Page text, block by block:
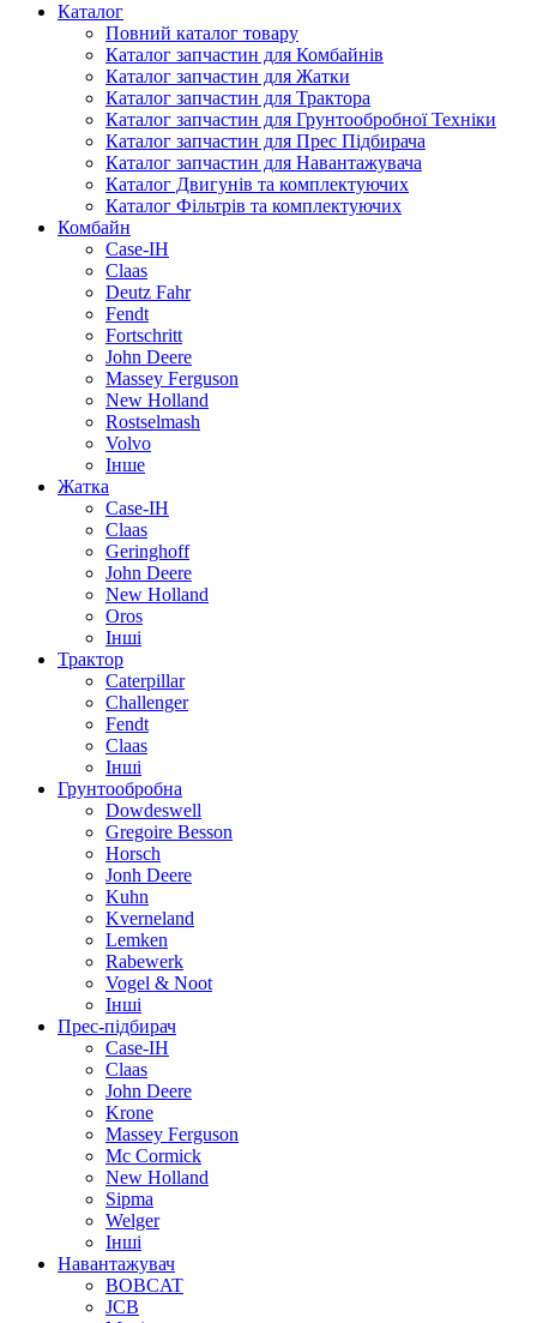
Каталог
Повний каталог товару
Каталог запчастин для Комбайнів
Каталог запчастин для Жатки
Каталог запчастин для Трактора
Каталог запчастин для Грунтообробної Техніки
Каталог запчастин для Прес Підбирача
Каталог запчастин для Навантажувача
Каталог Двигунів та комплектуючих
Каталог Фільтрів та комплектуючих
Комбайн
Case-IH
Claas
Deutz Fahr
Fendt
Fortschritt
John Deere
Massey Ferguson
New Holland
Rostselmash
Volvo
Інше
Жатка
Case-IH
Claas
Geringhoff
John Deere
New Holland
Oros
Інші
Трактор
Caterpillar
Challenger
Fendt
Claas
Інші
Грунтообробна
Dowdeswell
Gregoire Besson
Horsch
Jonh Deere
Kuhn
Kverneland
Lemken
Rabewerk
Vogel & Noot
Інші
Прес-підбирач
Case-IH
Claas
John Deere
Krone
Massey Ferguson
Mc Cormick
New Holland
Sipma
Welger
Інші
Навантажувач
BOBCAT
JCB